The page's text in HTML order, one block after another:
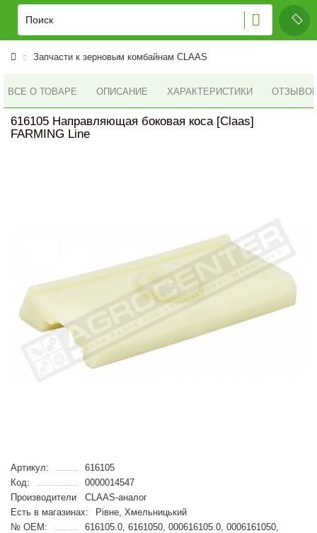
Запчасти к зерновым комбайнам CLAAS
ВСЕ О ТОВАРЕ ОПИСАНИЕ ХАРАКТЕРИСТИКИ ОТЗЫВОВ
616105 Направляющая боковая коса [Claas]
FARMING Line
Артикул:
616105
Код:
0000014547
Производители
CLAAS-аналог
Есть в магазинах:
Рівне, Хмельницький
№ OEM:
616105.0, 6161050, 000616105.0, 0006161050,